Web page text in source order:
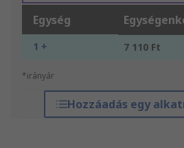
Egység
1 + 7 110 Ft
*irányár
Hozzáadás egy